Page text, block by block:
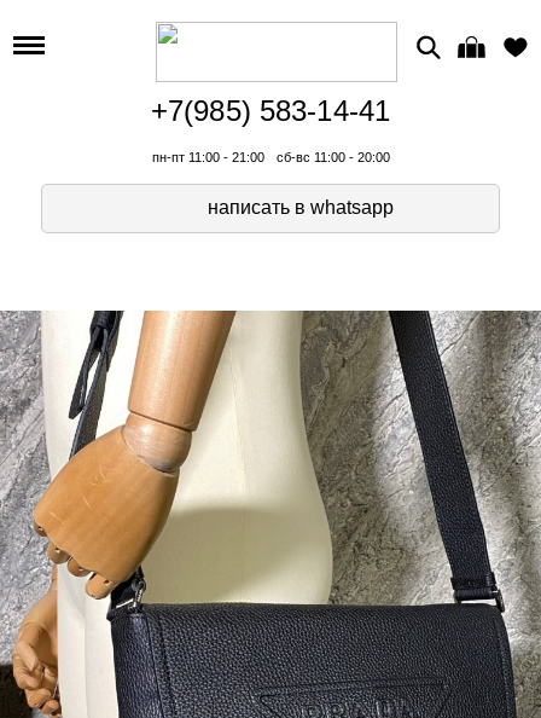
+7(985) 583-14-41
пн-пт 11:00 - 21:00 сб-вс 11:00 - 20:00
написать в whatsapp